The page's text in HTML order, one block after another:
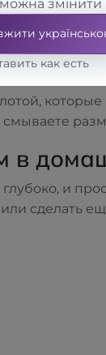
смываете
в
и
сделать
змінити
как есть